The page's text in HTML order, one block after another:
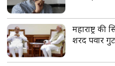
ताजा खबरें